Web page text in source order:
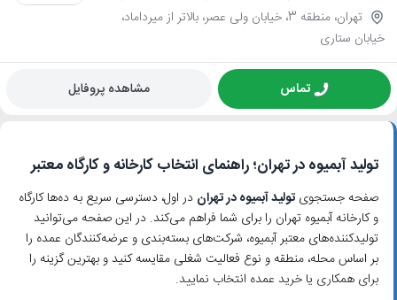
تهران، منطقه 3، خیابان ولی عصر، بالاتر از میرداماد،
خیابان ستاری
تماس مشاهده پروفایل
تولید آبمیوه در تهران؛ راهنمای انتخاب کارخانه و کارگاه معتبر
صفحه جستجویتولید آبمیوه در تهران در اول، دسترسی سریع به ده‌ها کارگاه
و کارخانه آبمیوه تهران را برای شما فراهم می‌کند. در این صفحه می‌توانید
تولیدکننده‌های معتبر آبمیوه، شرکت‌های بسته‌بندی و عرضه‌کنندگان عمده را
بر اساس محله، منطقه و نوع فعالیت شغلی مقایسه کنید و بهترین گزینه را
برای همکاری یا خرید عمده انتخاب نمایید.